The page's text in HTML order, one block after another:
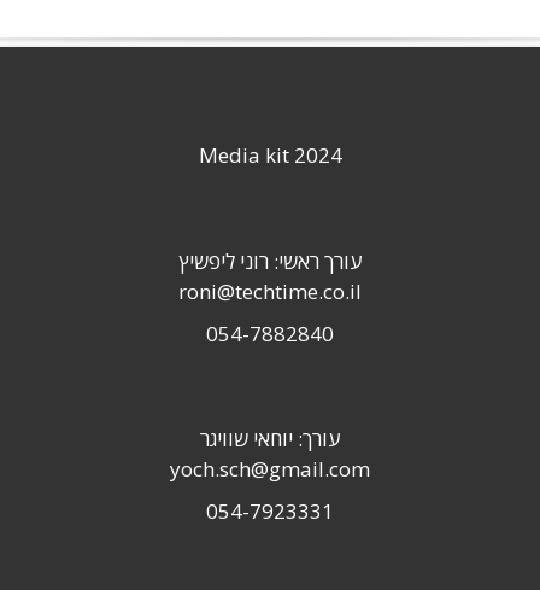
Media kit 2024
עורך ראשי: רוני ליפשיץ
roni@techtime.co.il
054-7882840
עורך: יוחאי שוויגר
yoch.sch@gmail.com
054-7923331